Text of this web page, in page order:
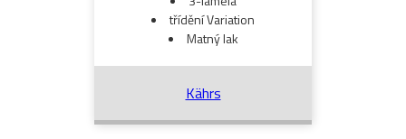
třídění Variation
Matný lak
Kährs